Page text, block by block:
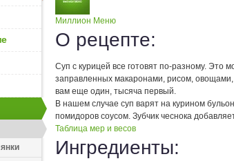
Миллион Меню
О рецепте:
Суп с курицей все готовят по-разному. Это
заправленных макаронами, рисом,
вам еще один, тысяча первый.
В нашем случае суп варят на курином
помидоров соусом. Зубчик чеснока
Таблица мер и весов
Ингредиенты: